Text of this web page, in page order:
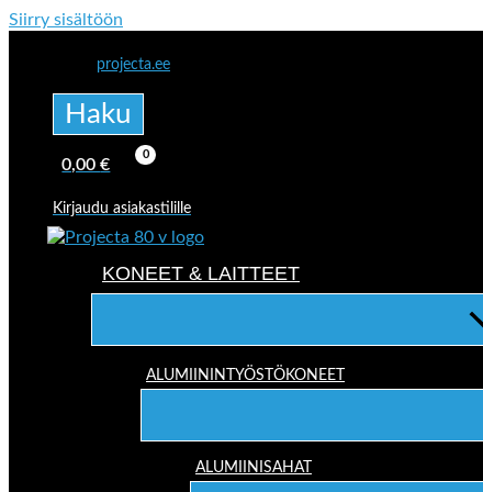
Siirry sisältöön
projecta.ee
Haku
0,00€
Kirjaudu asiakastilille
KONEET & LAITTEET
ALUMIININTYÖSTÖKONEET
ALUMIINISAHAT